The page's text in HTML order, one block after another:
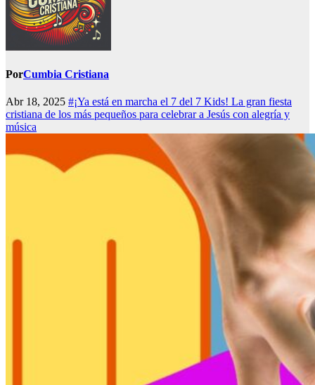
PorCumbia Cristiana
Abr 18, 2025 #¡Ya está en marcha el 7 del 7 Kids! La gran fiesta
cristiana de los más pequeños para celebrar a Jesús con alegría y
música